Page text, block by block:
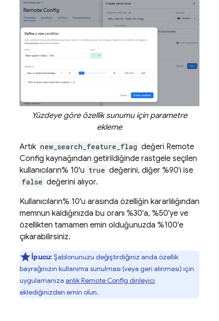
Yüzdeye göre özellik sunumu için parametre
ekleme
Artık new_search_feature_flag değeri Remote
Config kaynağından getirildiğinde rastgele seçilen
kullanıcıların% 10'u true değerini, diğer %90'ı ise
false değerini alıyor.
Kullanıcıların% 10'u arasında özelliğin kararlılığından
memnun kaldığınızda bu oranı %30'a, %50'ye ve
özellikten tamamen emin olduğunuzda %100'e
çıkarabilirsiniz.
İpucu: Şablonunuzu değiştirdiğiniz anda özellik
bayrağınızın kullanıma sunulması (veya geri alınması) için
uygulamanıza anlıkRemote Config dinleyici
eklediğinizden emin olun.